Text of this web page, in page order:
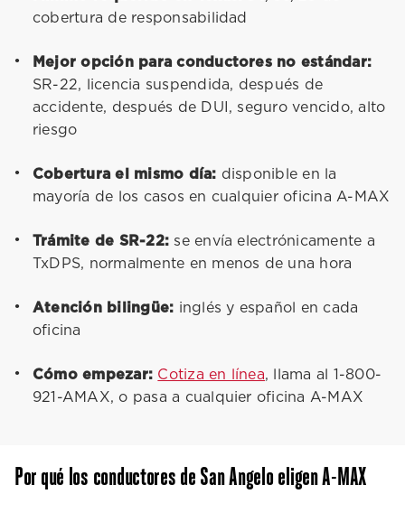
cobertura de responsabilidad
Mejor opción para conductores no estándar:
SR-22, licencia suspendida, después de
accidente, después de DUI, seguro vencido, alto
riesgo
Cobertura el mismo día: disponible en la
mayoría de los casos en cualquier oficina A-MAX
Trámite de SR-22: se envía electrónicamente a
TxDPS, normalmente en menos de una hora
Atención bilingüe: inglés y español en cada
oficina
Cómo empezar: Cotiza en línea, llama al 1-800-
921-AMAX, o pasa a cualquier oficina A-MAX
Por qué los conductores de San Angelo eligen A-MAX